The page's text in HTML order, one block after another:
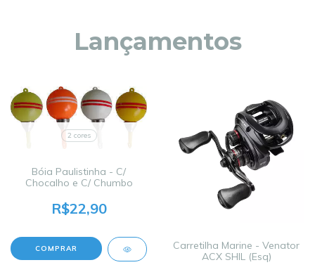
Lançamentos
2 cores
Bóia Paulistinha - C/
Chocalho e C/ Chumbo
R$22,90
COMPRAR
Carretilha Marine - Venator
ACX SHIL (Esq)